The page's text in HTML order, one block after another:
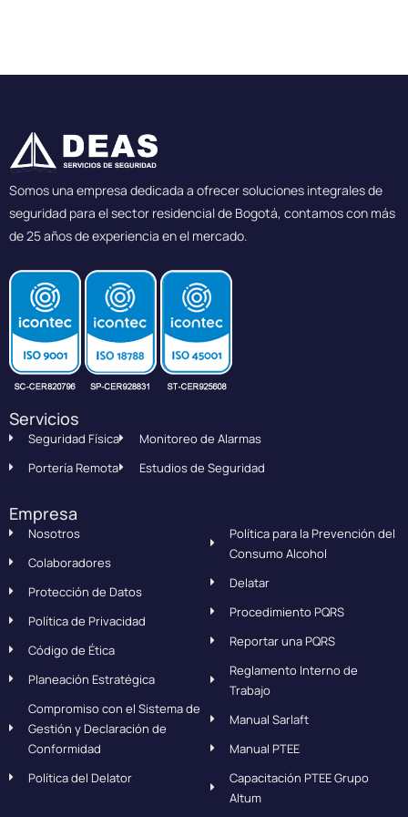
f
Somos una empresa dedicada a ofrecer soluciones integrales de
seguridad para el sector residencial de Bogotá, contamos con más
de 25 años de experiencia en el mercado.
Servicios
Seguridad Física
Portería Remota
Monitoreo de Alarmas
Estudios de Seguridad
Empresa
Nosotros
Colaboradores
Protección de Datos
Política de Privacidad
Código de Ética
Planeación Estratégica
Compromiso con el Sistema de
Gestión y Declaración de
Conformidad
Política del Delator
Política para la Prevención del
Consumo Alcohol
Delatar
Procedimiento PQRS
Reportar una PQRS
Reglamento Interno de
Trabajo
Manual Sarlaft
Manual PTEE
Capacitación PTEE Grupo
Altum